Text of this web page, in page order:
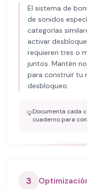
El sistema de
de sonidos
categorías
activar
requieren tres o
juntos. Mantén
para construir tu
desbloqueo.
💡Documenta cada
cuaderno para
3